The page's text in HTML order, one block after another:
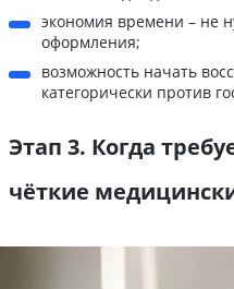
экономия времени – не
оформления;
возможность начать
категорически против
Этап 3. Когда
чёткие